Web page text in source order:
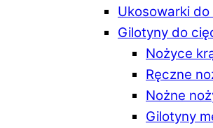
Ukosowarki do
Gilotyny do
Nożyce
Ręczne
Nożne
Gilotyny